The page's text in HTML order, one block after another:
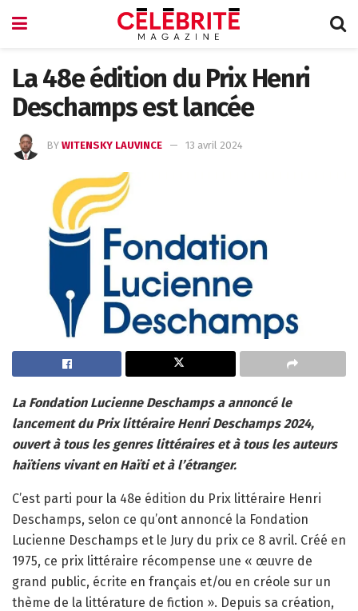
La 48e édition du Prix Henri
Deschamps est lancée
BY WITENSKY LAUVINCE 13 avril 2024
La Fondation Lucienne Deschamps a annoncé le
lancement du Prix littéraire Henri Deschamps 2024,
ouvert à tous les genres littéraires et à tous les auteurs
haïtiens vivant en Haïti et à l’étranger.
C’est parti pour la 48e édition du Prix littéraire Henri
Deschamps, selon ce qu’ont annoncé la Fondation
Lucienne Deschamps et le Jury du prix ce 8 avril. Créé en
1975, ce prix littéraire récompense une « œuvre de
grand public, écrite en français et/ou en créole sur un
thème de la littérature de fiction ». Depuis sa création,